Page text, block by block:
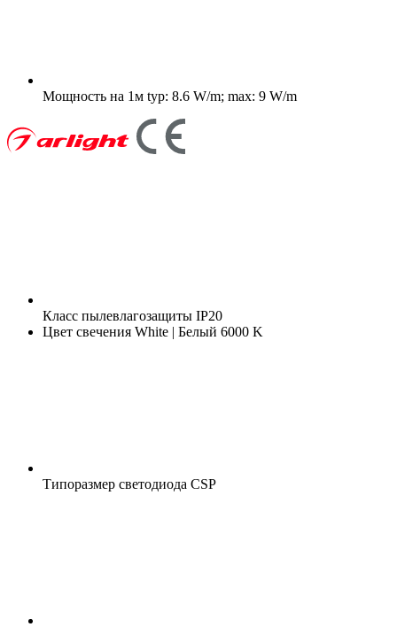
Мощность на 1м typ: 8.6 W/m; max: 9 W/m
Класс пылевлагозащиты IP20
Цвет свечения White | Белый 6000 K
Типоразмер светодиода CSP